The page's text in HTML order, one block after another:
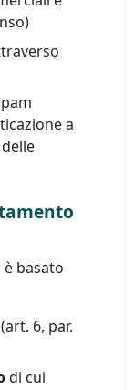
a
basato
(art. 6, par.
di cui